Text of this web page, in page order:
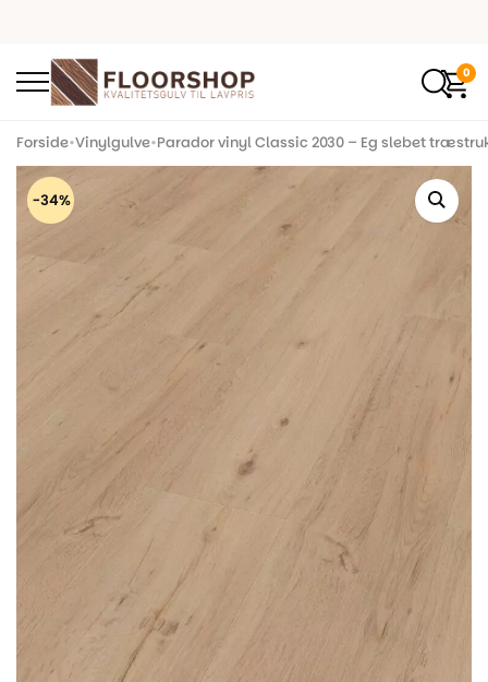
0
Forside•Vinylgulve•Parador vinyl Classic 2030 – Eg slebet
-34%